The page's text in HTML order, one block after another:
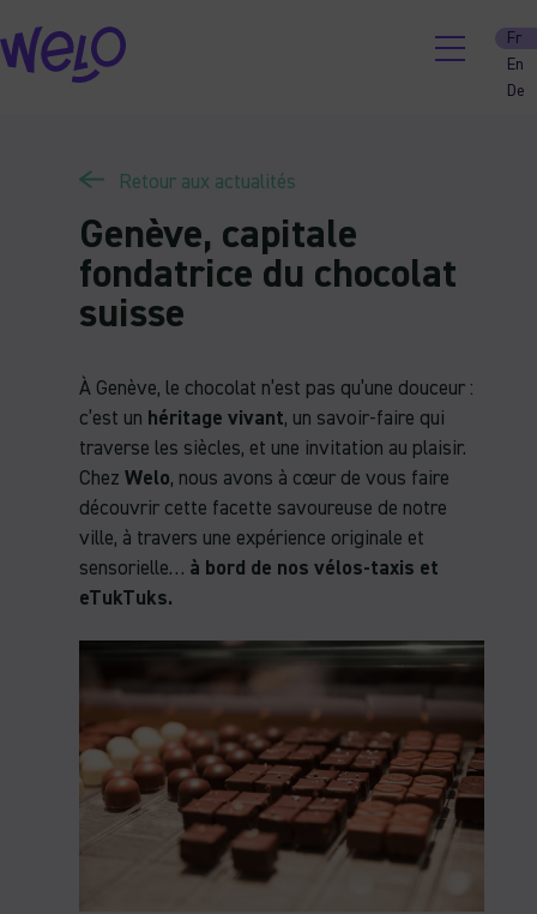
Skip
to
content
Fr
En
De
Retour aux actualités
Genève, capitale
fondatrice du chocolat
suisse
À Genève, le chocolat n’est pas qu’une douceur :
c’est un héritage vivant, un savoir-faire qui
traverse les siècles, et une invitation au plaisir.
Chez Welo, nous avons à cœur de vous faire
découvrir cette facette savoureuse de notre
ville, à travers une expérience originale et
sensorielle… à bord de nos vélos-taxis et
eTukTuks.